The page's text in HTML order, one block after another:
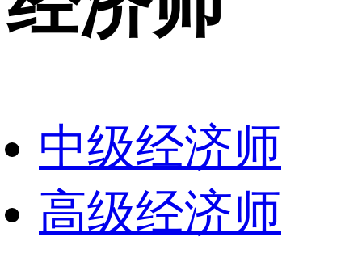
中级经济师
高级经济师